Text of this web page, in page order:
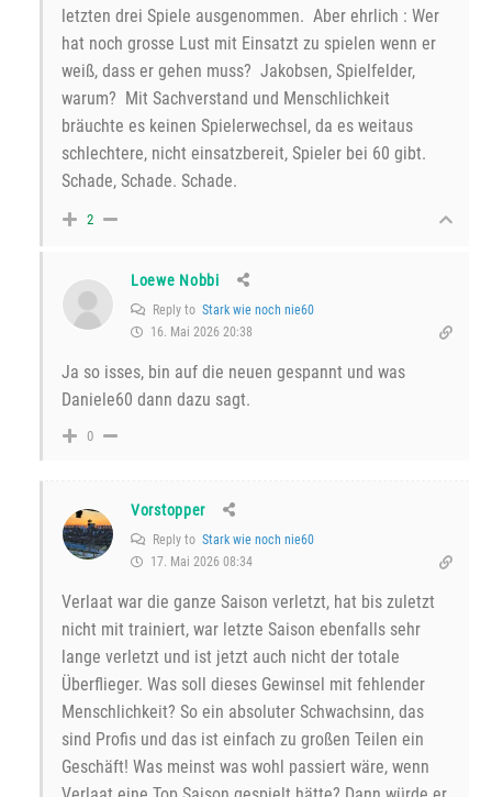
letzten drei Spiele ausgenommen. Aber ehrlich : Wer
hat noch grosse Lust mit Einsatzt zu spielen wenn er
weiß, dass er gehen muss? Jakobsen, Spielfelder,
warum? Mit Sachverstand und Menschlichkeit
bräuchte es keinen Spielerwechsel, da es weitaus
schlechtere, nicht einsatzbereit, Spieler bei 60 gibt.
Schade, Schade. Schade.
2
Loewe Nobbi
Reply to Stark wie noch nie60
16. Mai 2026 20:38
Ja so isses, bin auf die neuen gespannt und was
Daniele60 dann dazu sagt.
0
Vorstopper
Reply to Stark wie noch nie60
17. Mai 2026 08:34
Verlaat war die ganze Saison verletzt, hat bis zuletzt
nicht mit trainiert, war letzte Saison ebenfalls sehr
lange verletzt und ist jetzt auch nicht der totale
Überflieger. Was soll dieses Gewinsel mit fehlender
Menschlichkeit? So ein absoluter Schwachsinn, das
sind Profis und das ist einfach zu großen Teilen ein
Geschäft! Was meinst was wohl passiert wäre, wenn